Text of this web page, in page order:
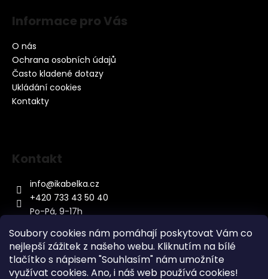
Soubory cookies nám pomáhají poskytovat Vám co
nejlepší zážitek z našeho webu. Kliknutím na bílé
tlačítko s nápisem "Souhlasím" nám umožníte
využívat cookies. Ano, i náš web používá cookies!
Informace pro Vás
O nás
Ochrana osobních údajů
Často kladené dotazy
Ukládání cookies
Kontakty
Kontakt
info@ikabelka.cz
+420 733 43 50 40
Po-Pá, 9-17h